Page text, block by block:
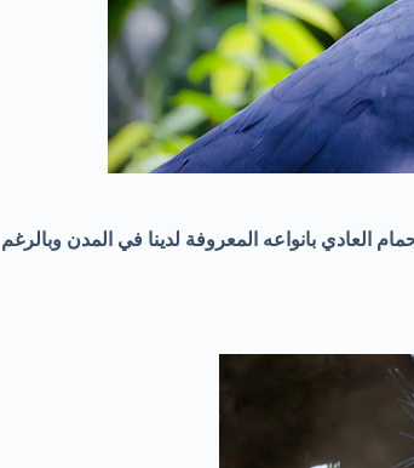
العادي بانواعه المعروفة لدينا في المدن وبالرغم